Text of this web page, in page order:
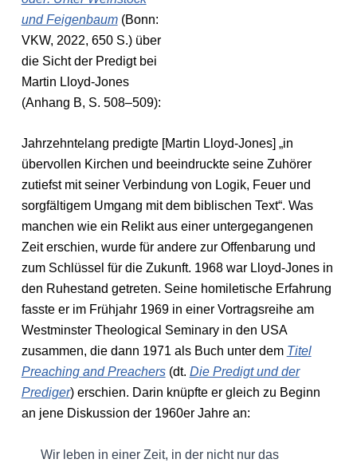
und Feigenbaum(Bonn:
VKW, 2022, 650 S.) über
die Sicht der Predigt bei
Martin Lloyd-Jones
(Anhang B, S. 508–509):
Jahrzehntelang predigte [Martin Lloyd-Jones] „in
übervollen Kirchen und beeindruckte seine Zuhörer
zutiefst mit seiner Verbindung von Logik, Feuer und
sorgfältigem Umgang mit dem biblischen Text“. Was
manchen wie ein Relikt aus einer untergegangenen
Zeit erschien, wurde für andere zur Offenbarung und
zum Schlüssel für die Zukunft. 1968 war Lloyd-Jones in
den Ruhestand getreten. Seine homiletische Erfahrung
fasste er im Frühjahr 1969 in einer Vortragsreihe am
Westminster Theological Seminary in den USA
zusammen, die dann 1971 als Buch unter dem Titel
Preaching and Preachers(dt. Die Predigt und der
Prediger) erschien. Darin knüpfte er gleich zu Beginn
an jene Diskussion der 1960er Jahre an:
Wir leben in einer Zeit, in der nicht nur das